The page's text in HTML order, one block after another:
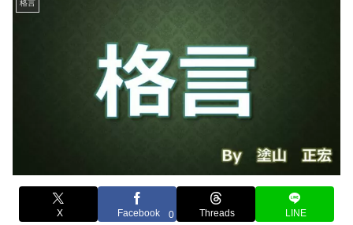
格言
X Facebook 0 Threads LINE